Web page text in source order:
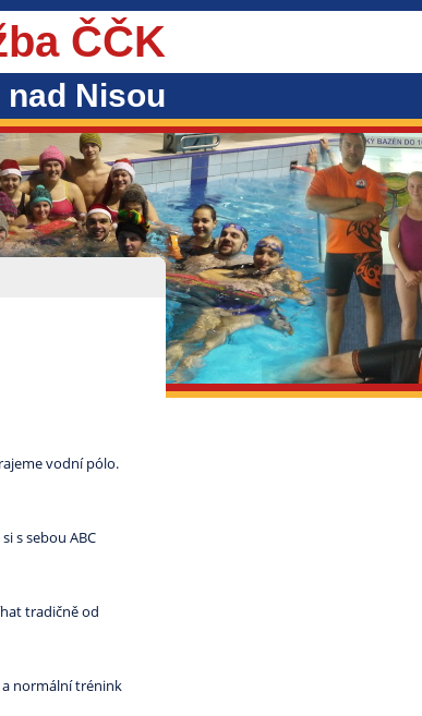
ČČK
Nisou
vodní pólo.
s sebou ABC
tradičně od
normální trénink